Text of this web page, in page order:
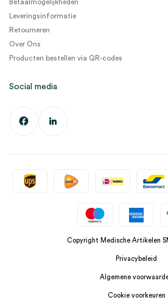
Betaalmogelijkheden
Leveringsinformatie
Retourneren
Over Ons
Producten bestellen via QR-codes
Social media
Copyright Medische Artikelen
Privacybeleid
Algemene
Cookie voorkeuren